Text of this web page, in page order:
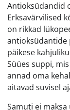
Antioksüdandid
Erksavärvilised
on rikkad
antioksüdantide
päikese
Süües suppi,
annad oma
aitavad suvisel
Samuti ei